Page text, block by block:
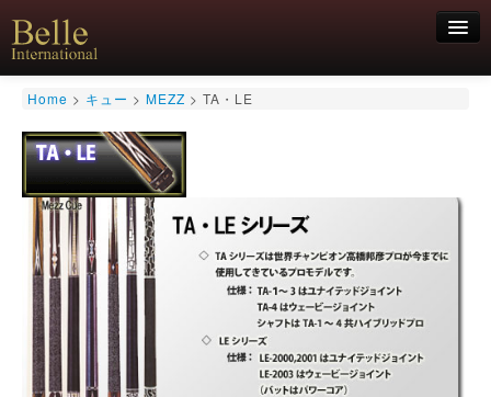
新規会員登録
ログイン
HOME
キュー
キュー用途別
シャフト
キューケース
アクセサリー
特価商品
お気軽にお問合せくださいませ！
Home > キュー > MEZZ > TA・LE